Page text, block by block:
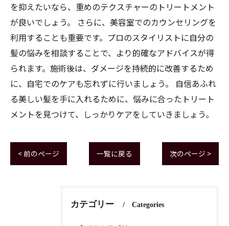
を抑えたいなら、重めのテクスチャーのトリートメント
が良いでしょう。 さらに、美容室でのカウンセリングを
利用することも重要です。プロのスタイリストに自分の
髪の悩みを相談することで、より的確なアドバイスが得
られます。施術後は、ダメージを持続的に改善するため
に、自宅でのケアも忘れずに行いましょう。 自信あふれ
る美しい髪を手に入れるために、悩みに合ったトリート
メントを見つけて、しっかりケアをしていきましょう。
< 前のページ 一覧に戻る 次のページ >
カテゴリー Categories